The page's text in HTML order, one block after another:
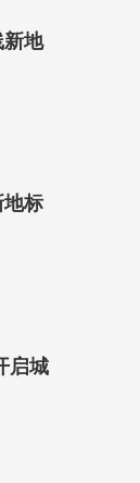
地
标
启城